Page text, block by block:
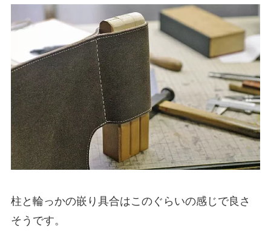
柱と輪っかの嵌り具合はこのぐらいの感じで良さ
そうです。